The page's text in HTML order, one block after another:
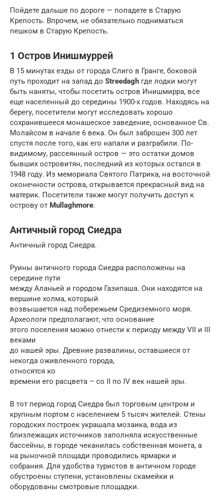
Пойдете дальше по дороге — попадете в Старую
Крепость. Впрочем, не обязательно подниматься
пешком в Старую Крепость.
1 Остров Инишмуррей
В 15 минутах езды от города Слиго в Гранге, боковой
путь проходит на запад до Streedagh где лодки могут
быть наняты, чтобы посетить остров Инишмирра, все
еще населенный до середины 1900-х годов. Находясь на
берегу, посетители могут исследовать хорошо
сохранившееся монашеское заведение, основанное Св.
Молайсом в начале 6 века. Он был заброшен 300 лет
спустя после того, как его напали и разграбили. По-
видимому, рассеянный остров — это остатки домов
бывших островитян, последний из которых остался в
1948 году. Из мемориала Святого Патрика, на восточной
оконечности острова, открывается прекрасный вид на
материк. Посетители также могут получить доступ к
острову от Mullaghmore.
Античный город Сиедра
Античный город Сиедра.
Руины античного города Сиедра расположены на
середине пути
между Аланьей и городом Газипаша. Они находятся на
вершине холма, который
возвышается над побережьем Средиземного моря.
Археологи предполагают, что основание
этого поселения можно отнести к периоду между VII и III
веками
до нашей эры. Древние развалины, оставшиеся от
некогда оживленного города,
относятся ко
времени его расцвета – со II по IV век нашей эры.
В тот период город Сиедра был торговым центром и
крупным портом с населением 5 тысяч жителей. Стены
городских построек украшала мозаика, вода из
близлежащих источников заполняла искусственные
бассейны, в городе чеканилась собственная монета, а
на рыночной площади проводились ярмарки и
собрания. Для удобства туристов в античном городе
обустроены ступени, установлены скамейки и
оборудованы смотровые площадки.